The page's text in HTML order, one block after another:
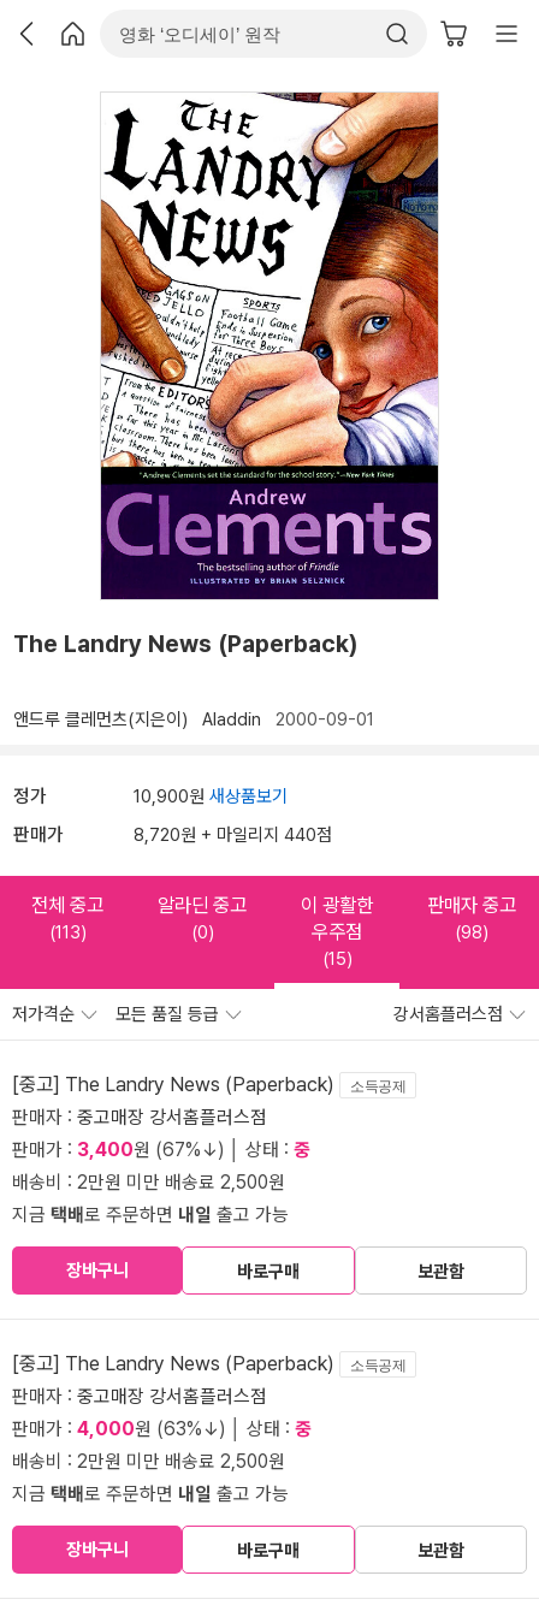
The Landry News (Paperback)
앤드루 클레먼츠(지은이) Aladdin 2000-09-01
정가 10,900원 새상품보기
판매가 8,720원 + 마일리지 440점
전체 중고
(113)
알라딘 중고
(0)
이 광활한
우주점
(15)
판매자 중고
(98)
저가격순 모든 품질 등급 강서홈플러스점
[중고] The Landry News (Paperback) 소득공제
판매자 : 중고매장 강서홈플러스점
판매가 : 3,400원 (67%↓) │ 상태 : 중
배송비 : 2만원 미만 배송료 2,500원
지금 택배로 주문하면 내일 출고 가능
장바구니 바로구매 보관함
[중고] The Landry News (Paperback) 소득공제
판매자 : 중고매장 강서홈플러스점
판매가 : 4,000원 (63%↓) │ 상태 : 중
배송비 : 2만원 미만 배송료 2,500원
지금 택배로 주문하면 내일 출고 가능
장바구니 바로구매 보관함